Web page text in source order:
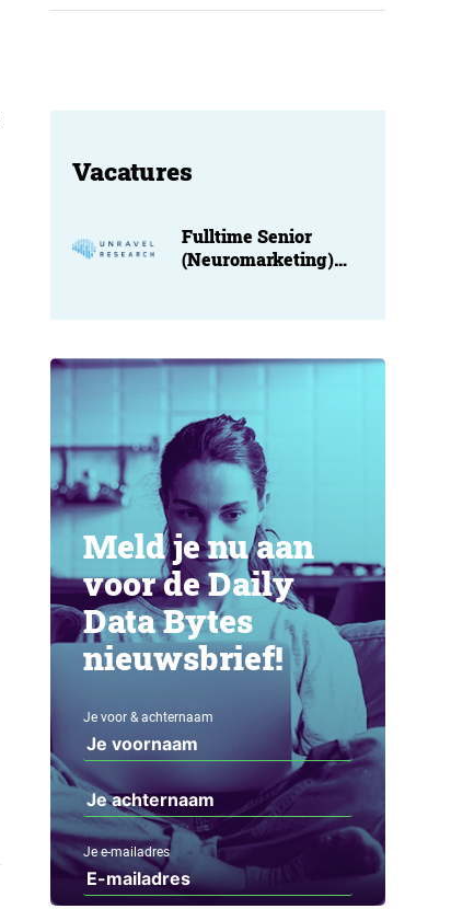
Vacatures
Fulltime Senior
(Neuromarketing)
Meld je nu aan
voor de Daily
Data Bytes
nieuwsbrief!
Je voor & achternaam
Je e-mailadres